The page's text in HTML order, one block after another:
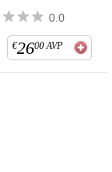
0.0
€2600 AVP